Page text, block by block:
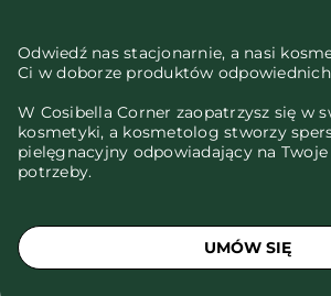
Odwiedź nas stacjonarnie, a nasi
Ci w doborze produktów
W Cosibella Corner zaopatrzysz się w
kosmetyki, a kosmetolog stworzy
pielęgnacyjny odpowiadający na
potrzeby.
UMÓW SIĘ